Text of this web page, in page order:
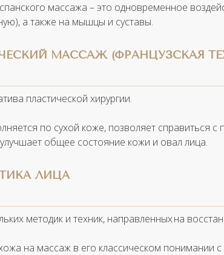
массажа – это одновременное
а также на мышцы и суставы.
МАССАЖ (ФРАНЦУЗСКАЯ
пластической хирургии.
по сухой коже, позволяет справиться
общее состояние кожи и овал лица.
ЛИЦА
методик и техник, направленных на
на массаж в его классическом понимании